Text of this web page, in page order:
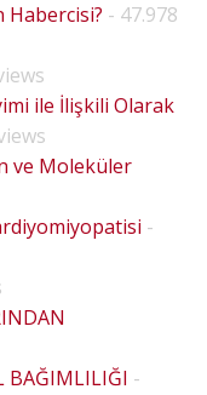
Habercisi? - 47.978
ile İlişkili Olarak
ve Moleküler
-
BAĞIMLILIĞI -